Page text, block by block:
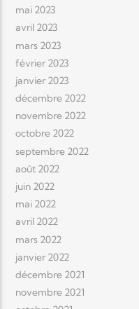
mai 2023
avril 2023
mars 2023
février 2023
janvier 2023
décembre 2022
novembre 2022
octobre 2022
septembre 2022
août 2022
juin 2022
mai 2022
avril 2022
mars 2022
janvier 2022
décembre 2021
novembre 2021